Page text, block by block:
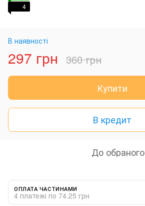
4
В наявності
297 грн 360 грн
Купити
В кредит
До обраного
ОПЛАТА ЧАСТИНАМИ
4 платежі по 74.25 грн